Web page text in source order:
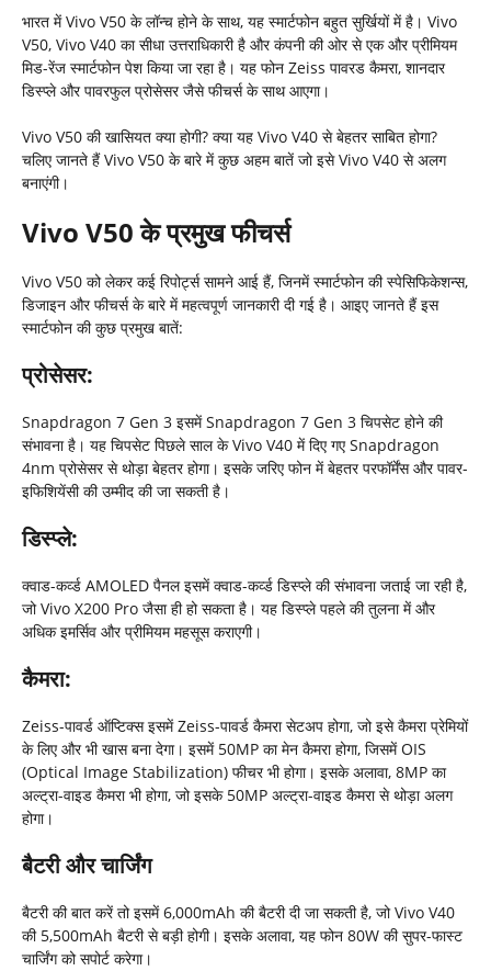
भारत में Vivo V50 के लॉन्च होने के साथ, यह स्मार्टफोन बहुत सुर्खियों में है। Vivo
V50, Vivo V40 का सीधा उत्तराधिकारी है और कंपनी की ओर से एक और प्रीमियम
मिड-रेंज स्मार्टफोन पेश किया जा रहा है। यह फोन Zeiss पावरड कैमरा, शानदार
डिस्प्ले और पावरफुल प्रोसेसर जैसे फीचर्स के साथ आएगा।
Vivo V50 की खासियत क्या होगी? क्या यह Vivo V40 से बेहतर साबित होगा?
चलिए जानते हैं Vivo V50 के बारे में कुछ अहम बातें जो इसे Vivo V40 से अलग
बनाएंगी।
Vivo V50 के प्रमुख फीचर्स
Vivo V50 को लेकर कई रिपोर्ट्स सामने आई हैं, जिनमें स्मार्टफोन की स्पेसिफिकेशन्स,
डिजाइन और फीचर्स के बारे में महत्वपूर्ण जानकारी दी गई है। आइए जानते हैं इस
स्मार्टफोन की कुछ प्रमुख बातें:
प्रोसेसर:
Snapdragon 7 Gen 3 इसमें Snapdragon 7 Gen 3 चिपसेट होने की
संभावना है। यह चिपसेट पिछले साल के Vivo V40 में दिए गए Snapdragon
4nm प्रोसेसर से थोड़ा बेहतर होगा। इसके जरिए फोन में बेहतर परफॉर्मेंस और पावर-
इफिशियेंसी की उम्मीद की जा सकती है।
डिस्प्ले:
क्वाड-कर्व्ड AMOLED पैनल इसमें क्वाड-कर्व्ड डिस्प्ले की संभावना जताई जा रही है,
जो Vivo X200 Pro जैसा ही हो सकता है। यह डिस्प्ले पहले की तुलना में और
अधिक इमर्सिव और प्रीमियम महसूस कराएगी।
कैमरा:
Zeiss-पावर्ड ऑप्टिक्स इसमें Zeiss-पावर्ड कैमरा सेटअप होगा, जो इसे कैमरा प्रेमियों
के लिए और भी खास बना देगा। इसमें 50MP का मेन कैमरा होगा, जिसमें OIS
(Optical Image Stabilization) फीचर भी होगा। इसके अलावा, 8MP का
अल्ट्रा-वाइड कैमरा भी होगा, जो इसके 50MP अल्ट्रा-वाइड कैमरा से थोड़ा अलग
होगा।
बैटरी और चार्जिंग
बैटरी की बात करें तो इसमें 6,000mAh की बैटरी दी जा सकती है, जो Vivo V40
की 5,500mAh बैटरी से बड़ी होगी। इसके अलावा, यह फोन 80W की सुपर-फास्ट
चार्जिंग को सपोर्ट करेगा।